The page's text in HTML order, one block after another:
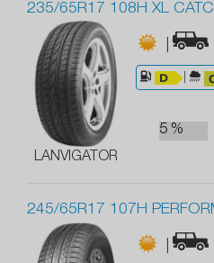
235/65R17 108H XL
LANVIGATOR
|
5 %
245/65R17 107H
|